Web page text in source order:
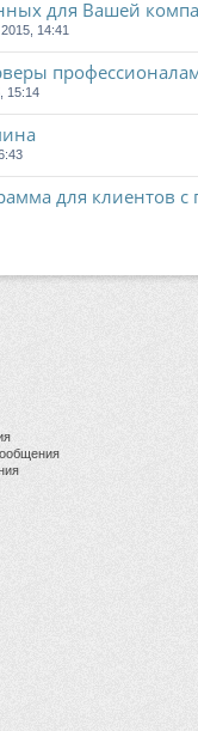
для Вашей
14:41
15:14
для клиентов